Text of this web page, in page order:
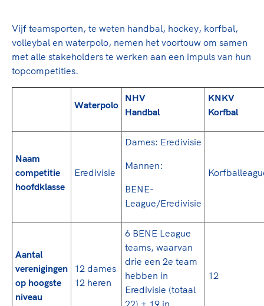
Sportonderzoek
Sportakkoord II
Game Changer
Olympische geschiedenis
Nieuwspagina
Sport gaat niet vanzelf
Sport verenigt. Op sportclubs, pleintjes, tijdens een
Veilige en integere sport
Diversiteit en inclusie
Gezonde sportomgeving
Duurzaamheid
Vitale clubs en bestuurlijk kader
Sportmatch
Opleidingen en trainingen
High5 Stappenplan
Ruimte voor sport
TeamNL Academie Kalender
Kennisaanbod TeamNL Experts
TeamNL Sport Science Centre
Olympische Spelen LA28
Paralympische Spelen LA28
Europese Spelen Istanbul 2027
Topsportbeleid
Maatschappelijke waarde topsport
Top teamsportcompetities
Pers
Vijf teamsporten, te weten handbal, hockey, korfbal,
volleybal en waterpolo, nemen het voortouw om samen
met alle stakeholders te werken aan een impuls van hun
topcompetities.
Waterpolo
NHV
Handbal
KNKV
Korfbal
Naam
competitie
hoofdklasse
Eredivisie
Dames: Eredivisie
Mannen:
BENE-
League/Eredivisie
Aantal
verenigingen
op hoogste
niveau
12 dames
12 heren
6 BENE League
teams, waarvan
drie een 2e team
hebben in
Eredivisie (totaal
22) + 19 in
12